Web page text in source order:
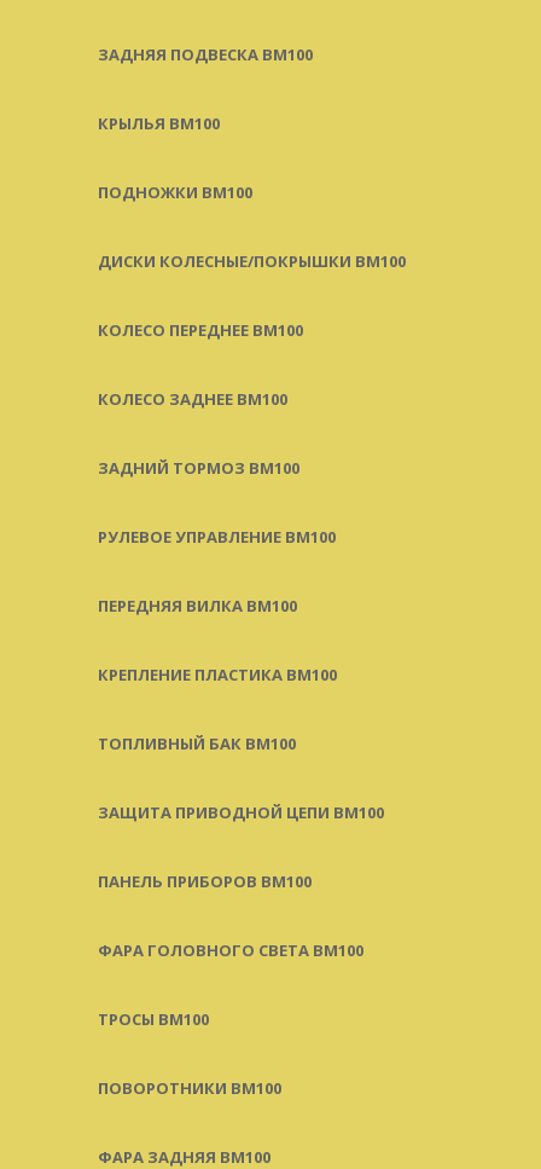
ЗАДНЯЯ ПОДВЕСКА BM100
КРЫЛЬЯ BM100
ПОДНОЖКИ BM100
ДИСКИ КОЛЕСНЫЕ/ПОКРЫШКИ BM100
КОЛЕСО ПЕРЕДНЕЕ BM100
КОЛЕСО ЗАДНЕЕ BM100
ЗАДНИЙ ТОРМОЗ BM100
РУЛЕВОЕ УПРАВЛЕНИЕ BM100
ПЕРЕДНЯЯ ВИЛКА BM100
КРЕПЛЕНИЕ ПЛАСТИКА BM100
ТОПЛИВНЫЙ БАК BM100
ЗАЩИТА ПРИВОДНОЙ ЦЕПИ BM100
ПАНЕЛЬ ПРИБОРОВ BM100
ФАРА ГОЛОВНОГО СВЕТА BM100
ТРОСЫ BM100
ПОВОРОТНИКИ BM100
ФАРА ЗАДНЯЯ BM100